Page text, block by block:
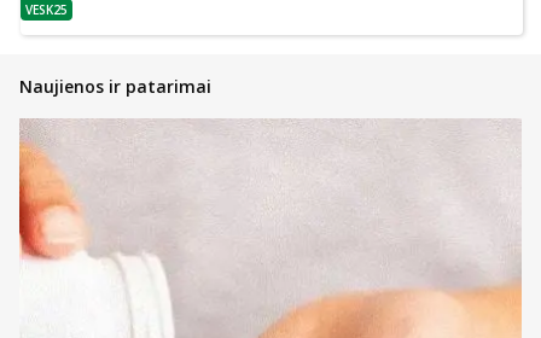
patarimas
VESK25
Naujienos ir patarimai